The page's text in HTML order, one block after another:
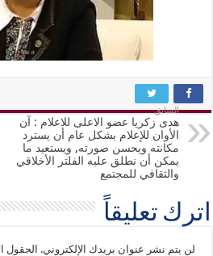
السابق
هدى زكريا عضو الاعلى للاعلام : آن
الأوان للإعلام بشكل عام أن يسترد
مكانته ويحسن صورته, ويستعيد ما
يمكن أن نطلق عليه الفلتر الأخلاقي
والثقافي للمجتمع
اترك تعليقاً
لن يتم نشر عنوان بريدك الإلكتروني. الحقول